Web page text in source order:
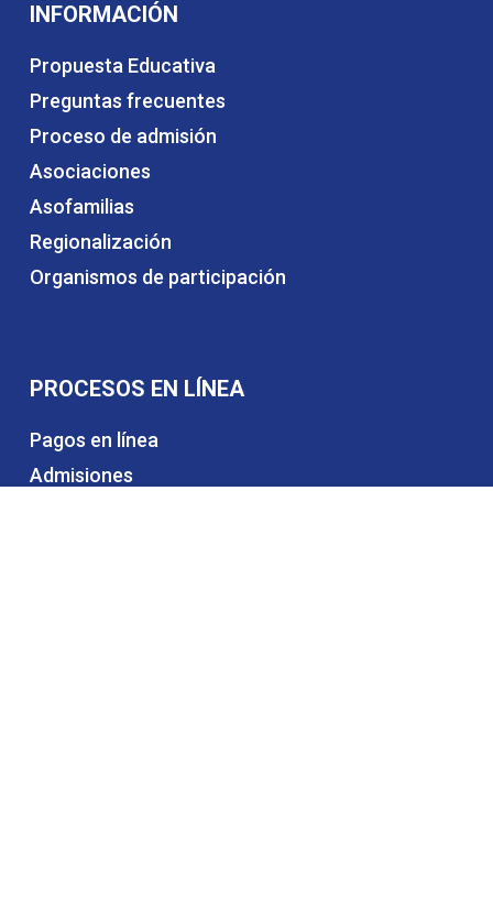
INFORMACIÓN
Propuesta Educativa
Preguntas frecuentes
Proceso de admisión
Asociaciones
Asofamilias
Regionalización
Organismos de participación
PROCESOS EN LÍNEA
Pagos en línea
Admisiones